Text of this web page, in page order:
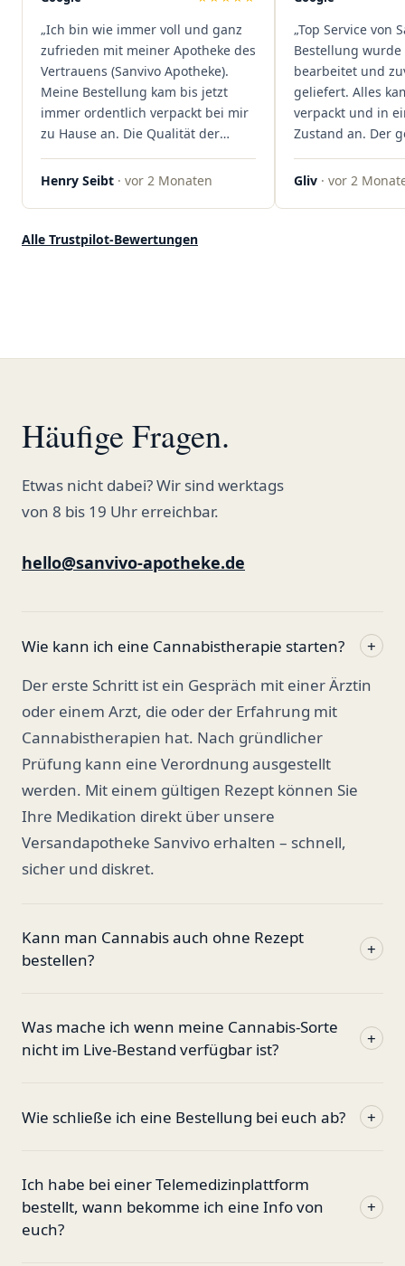
Kundenzufriedenheit an erster
Stelle stehen. Vielen Dank an das
Team von Sanvivo – ich bin
rundum begeistert!"
„Ich bin wie immer voll und ganz
zufrieden mit meiner Apotheke des
Vertrauens (Sanvivo Apotheke).
Meine Bestellung kam bis jetzt
immer ordentlich verpackt bei mir
zu Hause an. Die Qualität der
Blüten ist auch immer auf einem
hohen Niveau, die Auswahl ist
ordentlich gelagert, ich hatte nur
Henry Seibt · vor 2 Monaten
„Top Service von
Bestellung wurde
bearbeitet und
geliefert. Alles
verpackt und in
Zustand an. Der
war
professionell.
Gliv · vor 2
Alle Trustpilot-Bewertungen
Häufige Fragen.
Etwas nicht dabei? Wir sind werktags
von 8 bis 19 Uhr erreichbar.
hello@sanvivo-apotheke.de
Wie kann ich eine Cannabistherapie starten?
+
Der erste Schritt ist ein Gespräch mit einer Ärztin
oder einem Arzt, die oder der Erfahrung mit
Cannabistherapien hat. Nach gründlicher
Prüfung kann eine Verordnung ausgestellt
werden. Mit einem gültigen Rezept können Sie
Ihre Medikation direkt über unsere
Versandapotheke Sanvivo erhalten – schnell,
sicher und diskret.
Kann man Cannabis auch ohne Rezept
bestellen?
+
Was mache ich wenn meine Cannabis-Sorte
nicht im Live-Bestand verfügbar ist?
+
Wie schließe ich eine Bestellung bei euch ab? +
Ich habe bei einer Telemedizinplattform
bestellt, wann bekomme ich eine Info von
euch?
+